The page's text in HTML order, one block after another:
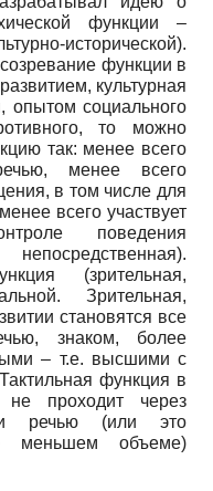
функции –
исторической).
функции в
культурная
опытом социального
то можно
так: менее всего
менее всего
в том числе для
всего участвует
поведения
(зрительная,
Зрительная,
становятся все
знаком, более
– т.е. высшими с
функция в
не проходит через
и речью (или это
меньшем объеме)